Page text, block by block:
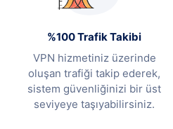
%100 Trafik Takibi
VPN hizmetiniz üzerinde
oluşan trafiği takip ederek,
sistem güvenliğinizi bir üst
seviyeye taşıyabilirsiniz.